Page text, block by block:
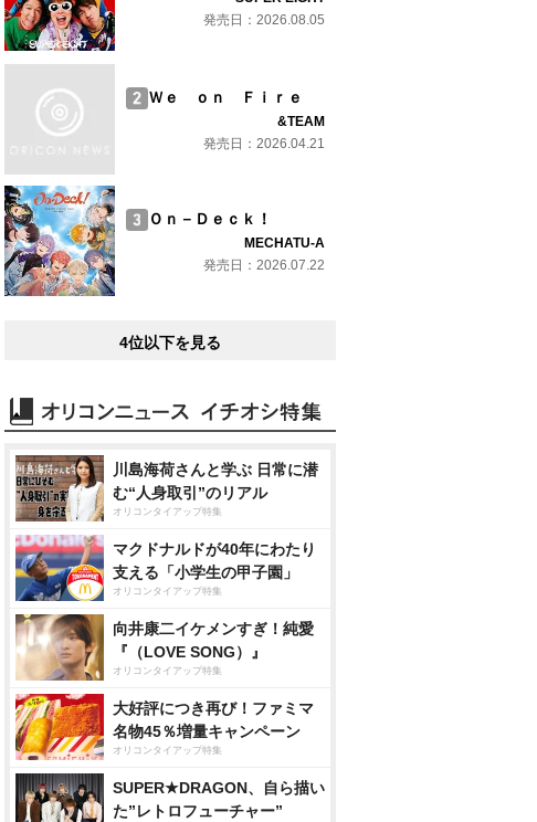
発売日：2026.08.05
Ｗｅ ｏｎ Ｆｉｒｅ
&TEAM
発売日：2026.04.21
Ｏｎ－Ｄｅｃｋ！
MECHATU-A
発売日：2026.07.22
4位以下を見る
川島海荷さんと学ぶ 日常に潜
む“人身取引”のリアル
オリコンタイアップ特集
マクドナルドが40年にわたり
支える「小学生の甲子園」
オリコンタイアップ特集
向井康二イケメンすぎ！純愛
『（LOVE SONG）』
オリコンタイアップ特集
大好評につき再び！ファミマ
名物45％増量キャンペーン
オリコンタイアップ特集
SUPER★DRAGON、自ら描い
た”レトロフューチャー”